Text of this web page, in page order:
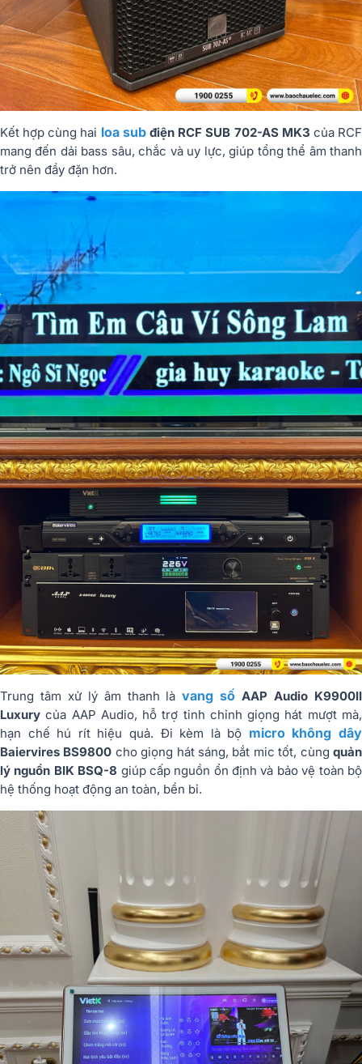
Kết hợp cùng hai loa subđiện RCF SUB 702-AS MK3 của RCF
mang đến dải bass sâu, chắc và uy lực, giúp tổng thể âm thanh
trở nên đầy đặn hơn.
Trung tâm xử lý âm thanh làvang số AAP Audio K9900II
Luxury của AAP Audio, hỗ trợ tinh chỉnh giọng hát mượt mà,
hạn chế hú rít hiệu quả. Đi kèm là bộ micro không dây
Baiervires BS9800 cho giọng hát sáng, bắt mic tốt, cùngquản
lý nguồn BIK BSQ-8 giúp cấp nguồn ổn định và bảo vệ toàn bộ
hệ thống hoạt động an toàn, bền bỉ.